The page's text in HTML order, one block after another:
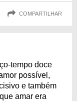
COMPARTILHAR
tempo doce
possível,
e também
amar era